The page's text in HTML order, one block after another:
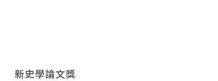
新史學論文獎